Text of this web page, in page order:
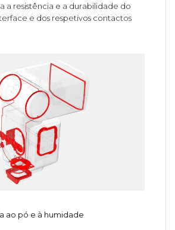
a resistência e a durabilidade do
e dos respetivos contactos
ao pó e à humidade